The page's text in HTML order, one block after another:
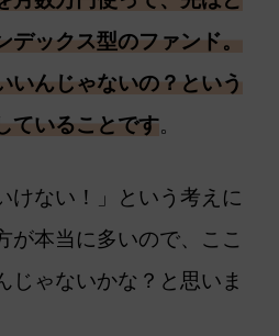
ックス型のファンド。
いんじゃないの？という
ていることです。
けない！」という考えに
が本当に多いので、ここ
じゃないかな？と思いま